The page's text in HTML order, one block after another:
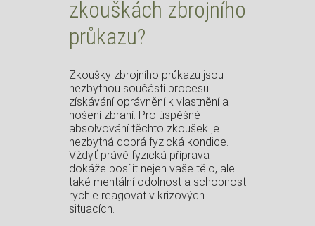
zkouškách zbrojního
průkazu?
Zkoušky zbrojního průkazu jsou
nezbytnou součástí procesu
získávání oprávnění k vlastnění a
nošení zbraní. Pro úspěšné
absolvování těchto zkoušek je
nezbytná dobrá fyzická kondice.
Vždyť právě fyzická příprava
dokáže posílit nejen vaše tělo, ale
také mentální odolnost a schopnost
rychle reagovat v krizových
situacích.